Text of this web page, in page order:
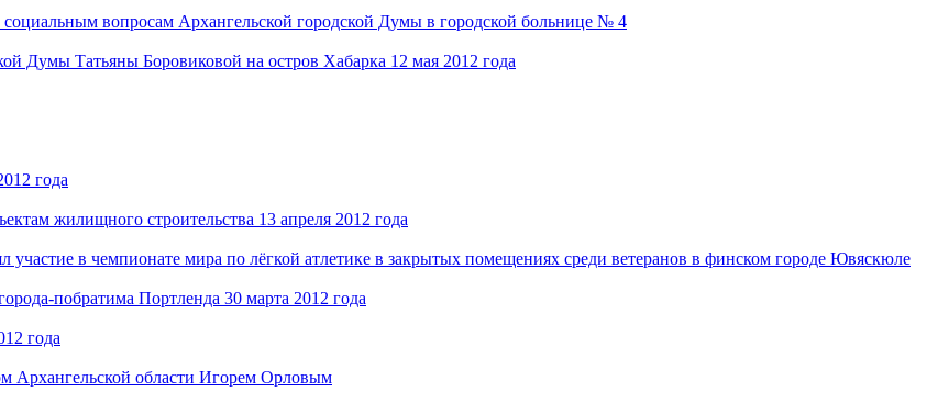
вопросам Архангельской городской Думы в городской больнице № 4
Думы Татьяны Боровиковой на остров Хабарка 12 мая 2012 года
года
жилищного строительства 13 апреля 2012 года
в чемпионате мира по лёгкой атлетике в закрытых помещениях среди ветеранов в финском городе Ювяскюле
побратима Портленда 30 марта 2012 года
года
Архангельской области Игорем Орловым